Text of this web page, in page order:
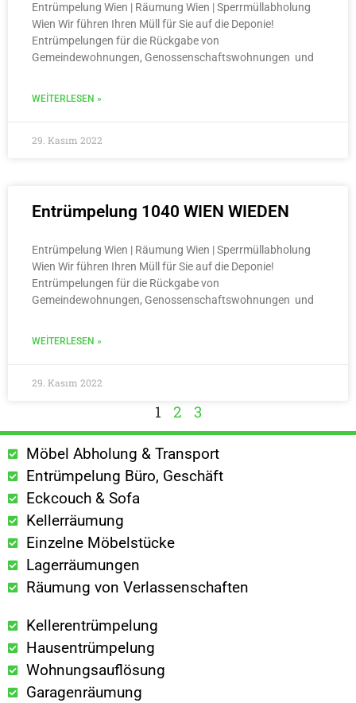
Entrümpelung Wien | Räumung Wien | Sperrmüllabholung
Wien Wir führen Ihren Müll für Sie auf die Deponie!
Entrümpelungen für die Rückgabe von
Gemeindewohnungen, Genossenschaftswohnungen und
WEITERLESEN »
29. Kasım 2022
Entrümpelung 1040 WIEN WIEDEN
Entrümpelung Wien | Räumung Wien | Sperrmüllabholung
Wien Wir führen Ihren Müll für Sie auf die Deponie!
Entrümpelungen für die Rückgabe von
Gemeindewohnungen, Genossenschaftswohnungen und
WEITERLESEN »
29. Kasım 2022
1 2 3
Möbel Abholung & Transport
Entrümpelung Büro, Geschäft
Eckcouch & Sofa
Kellerräumung
Einzelne Möbelstücke
Lagerräumungen
Räumung von Verlassenschaften
Kellerentrümpelung
Hausentrümpelung
Wohnungsauflösung
Garagenräumung